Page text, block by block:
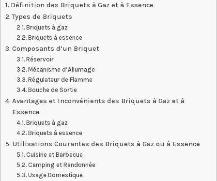
Définition des Briquets à Gaz et à Essence
Types de Briquets
Briquets à gaz
Briquets à essence
Composants d’un Briquet
Réservoir
Mécanisme d’Allumage
Régulateur de Flamme
Bouche de Sortie
Avantages et Inconvénients des Briquets à Gaz et à
Essence
Briquets à gaz
Briquets à essence
Utilisations Courantes des Briquets à Gaz ou à Essence
Cuisine et Barbecue
Camping et Randonnée
Usage Domestique